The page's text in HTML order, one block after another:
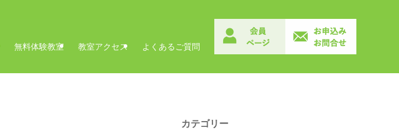
無料体験教室 教室アクセス よくあるご質問
カテゴリー